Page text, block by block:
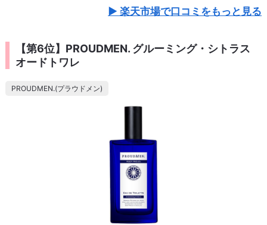
楽天市場で口コミをもっと見る
【第6位】PROUDMEN. グルーミング・シトラス
オードトワレ
PROUDMEN.(プラウドメン)